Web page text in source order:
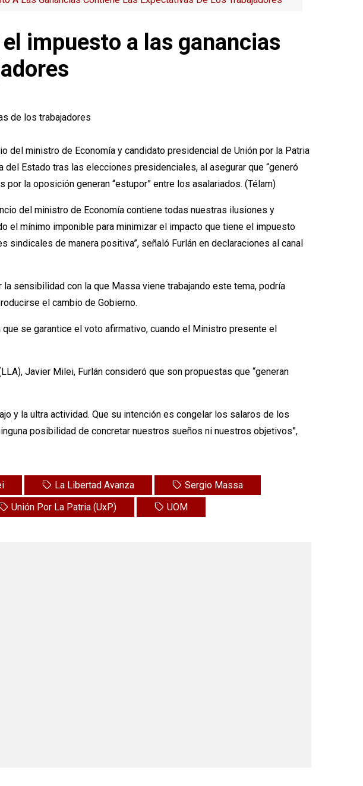
impuesto a las ganancias
del ministro de Economía y candidato presidencial de Unión por la Patria
Estado tras las elecciones presidenciales, al asegurar que “generó
la oposición generan “estupor” entre los asalariados. (Télam)
del ministro de Economía contiene todas nuestras ilusiones y
el mínimo imponible para minimizar el impacto que tiene el impuesto
de manera positiva”, señaló Furlán en declaraciones al canal
sensibilidad con la que Massa viene trabajando este tema, podría
el cambio de Gobierno.
se garantice el voto afirmativo, cuando el Ministro presente el
Javier Milei, Furlán consideró que son propuestas que “generan
y la ultra actividad. Que su intención es congelar los salaros de los
posibilidad de concretar nuestros sueños ni nuestros objetivos”,
La Libertad Avanza
Sergio Massa
Unión Por La Patria (UxP) UOM